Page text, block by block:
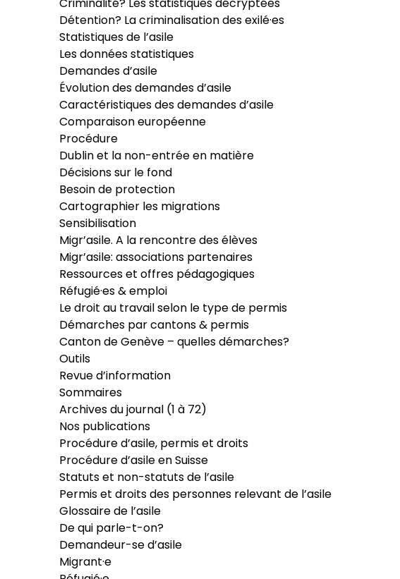
Détention? La criminalisation des exilé·es
Statistiques de l’asile
Les données statistiques
Demandes d’asile
Évolution des demandes d’asile
Caractéristiques des demandes d’asile
Comparaison européenne
Procédure
Dublin et la non-entrée en matière
Décisions sur le fond
Besoin de protection
Cartographier les migrations
Sensibilisation
Migr’asile. A la rencontre des élèves
Migr’asile: associations partenaires
Ressources et offres pédagogiques
Réfugié·es & emploi
Le droit au travail selon le type de permis
Démarches par cantons & permis
Canton de Genève – quelles démarches?
Outils
Revue d’information
Sommaires
Archives du journal (1 à 72)
Nos publications
Procédure d’asile, permis et droits
Procédure d’asile en Suisse
Statuts et non-statuts de l’asile
Permis et droits des personnes relevant de l’asile
Glossaire de l’asile
De qui parle-t-on?
Demandeur-se d’asile
Migrant·e